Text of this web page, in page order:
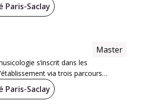
et Fondamentaux pour
Paris-Saclay
Master
s’inscrit dans les
via trois parcours
: pratique musicale de haut niveau
et musicologie systématique
Paris-Saclay